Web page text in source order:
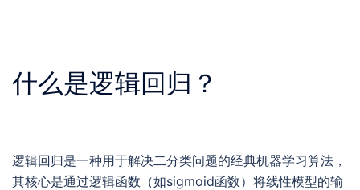
什么是逻辑回归？
逻辑回归是一种用于解决二分类问题的经典机器学习算法，
其核心是通过逻辑函数（如sigmoid函数）将线性模型的输